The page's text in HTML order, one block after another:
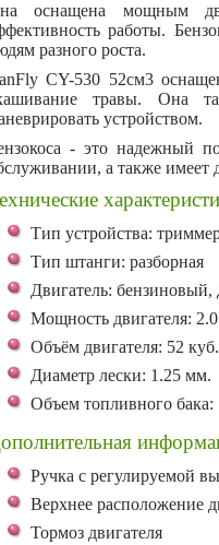
оснащена мощным
работы.
разного роста.
CY-530 52см3
травы. Она
устройством.
- это надежный
а также имеет
Тип устройства:
Тип штанги: разборная
Двигатель: бензиновый,
Мощность двигателя: 2.0
Объём двигателя: 52
Диаметр лески: 1.25 мм.
Объем топливного бака:
Ручка с регулируемой
Верхнее расположение
Тормоз двигателя